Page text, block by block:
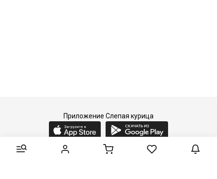
Приложение Слепая курица
2015-2026 © Слепая курица - fashion concept store.